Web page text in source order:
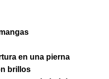
en una pierna
brillos